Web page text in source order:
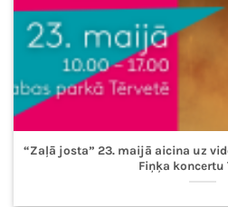
“Zaļā josta” 23. maijā aicina uz
Fiņķa koncertu